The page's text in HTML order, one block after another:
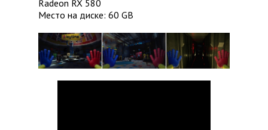
Radeon RX 580
Место на диске: 60 GB